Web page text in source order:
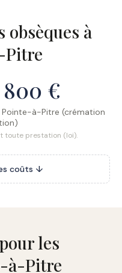
obsèques à
Pitre
800 €
à-Pitre (crémation
toute prestation (loi).
coûts ↓
les
à-Pitre